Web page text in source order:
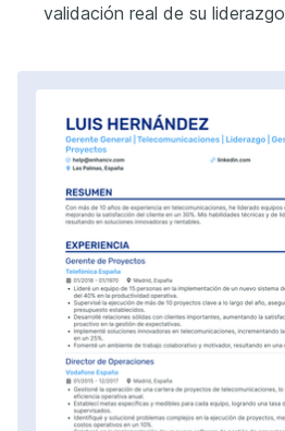
validación real de su